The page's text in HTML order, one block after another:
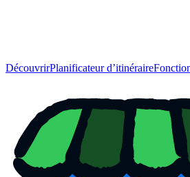
DécouvrirPlanificateur d’itinéraire